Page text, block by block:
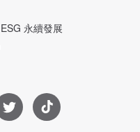
ESG 永續發展